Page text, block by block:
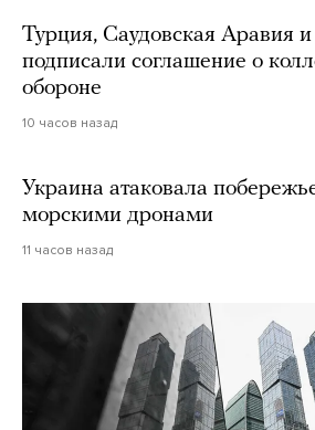
Турция, Саудовская Аравия
подписали соглашение о
обороне
10 часов назад
Украина атаковала
морскими дронами
11 часов назад